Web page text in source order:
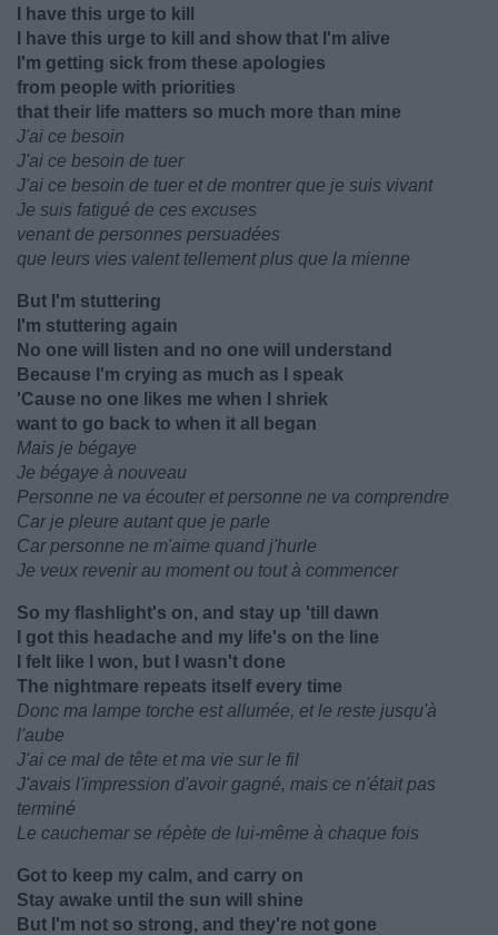
I have this urge to kill
I have this urge to kill and show that I'm alive
I'm getting sick from these apologies
from people with priorities
that their life matters so much more than mine
J'ai ce besoin
J'ai ce besoin de tuer
J'ai ce besoin de tuer et de montrer que je suis vivant
Je suis fatigué de ces excuses
venant de personnes persuadées
que leurs vies valent tellement plus que la mienne
But I'm stuttering
I'm stuttering again
No one will listen and no one will understand
Because I'm crying as much as I speak
'Cause no one likes me when I shriek
want to go back to when it all began
Mais je bégaye
Je bégaye à nouveau
Personne ne va écouter et personne ne va comprendre
Car je pleure autant que je parle
Car personne ne m'aime quand j'hurle
Je veux revenir au moment ou tout à commencer
So my flashlight's on, and stay up 'till dawn
I got this headache and my life's on the line
I felt like I won, but I wasn't done
The nightmare repeats itself every time
Donc ma lampe torche est allumée, et le reste jusqu'à
l'aube
J'ai ce mal de tête et ma vie sur le fil
J'avais l'impression d'avoir gagné, mais ce n'était pas
terminé
Le cauchemar se répète de lui-même à chaque fois
Got to keep my calm, and carry on
Stay awake until the sun will shine
But I'm not so strong, and they're not gone